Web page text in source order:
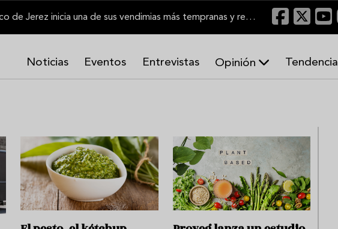
El Marco de Jerez inicia una de sus vendimias más tempranas y recupera producción
Noticias Eventos Entrevistas Opinión
n
í
a
s